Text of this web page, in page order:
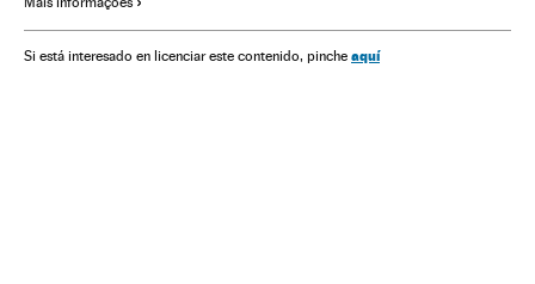
Si está interesado en licenciar este contenido, pinche aquí